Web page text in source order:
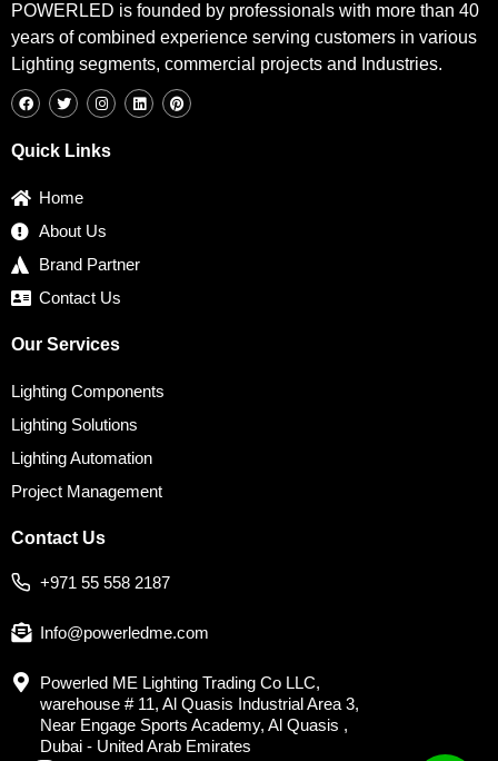
POWERLED is founded by professionals with more than 40
years of combined experience serving customers in various
Lighting segments, commercial projects and Industries.
a
c
o
w
i
t
e
n
s
g
i
n
i
n
Quick Links
Home
About Us
Brand Partner
Contact Us
Our Services
Lighting Components
Lighting Solutions
Lighting Automation
Project Management
Contact Us
+971 55 558 2187
Info@powerledme.com
Powerled ME Lighting Trading Co LLC,
warehouse # 11, Al Quasis Industrial Area 3,
Near Engage Sports Academy, Al Quasis ,
Dubai - United Arab Emirates